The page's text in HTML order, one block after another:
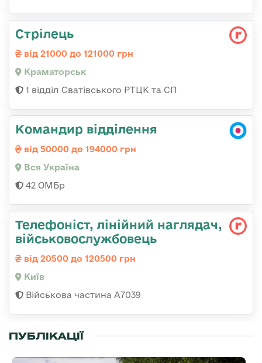
Стрілець
від 21000 до 121000 грн
Краматорськ
1 відділ Сватівського РТЦК та СП
Командир відділення
від 50000 до 194000 грн
Вся Україна
42 ОМБр
Телефоніст, лінійний наглядач,
військовослужбовець
від 20500 до 120500 грн
Київ
Військова частина А7039
ПУБЛІКАЦІЇ